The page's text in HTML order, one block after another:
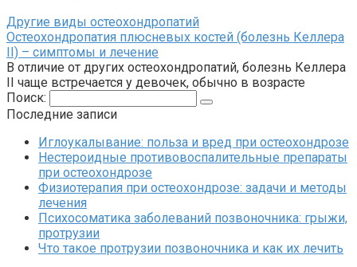
Другие виды остеохондропатий
Остеохондропатия плюсневых костей (болезнь Келлера
II) – симптомы и лечение
В отличие от других остеохондропатий, болезнь Келлера
II чаще встречается у девочек, обычно в возрасте
Поиск:
Последние записи
Иглоукалывание: польза и вред при остеохондрозе
Нестероидные противовоспалительные препараты
при остеохондрозе
Физиотерапия при остеохондрозе: задачи и методы
лечения
Психосоматика заболеваний позвоночника: грыжи,
протрузии
Что такое протрузии позвоночника и как их лечить